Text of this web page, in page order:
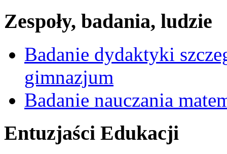
Zespoły, badania, ludzie
Badanie dydaktyki
gimnazjum
Badanie nauczania
Entuzjaści Edukacji